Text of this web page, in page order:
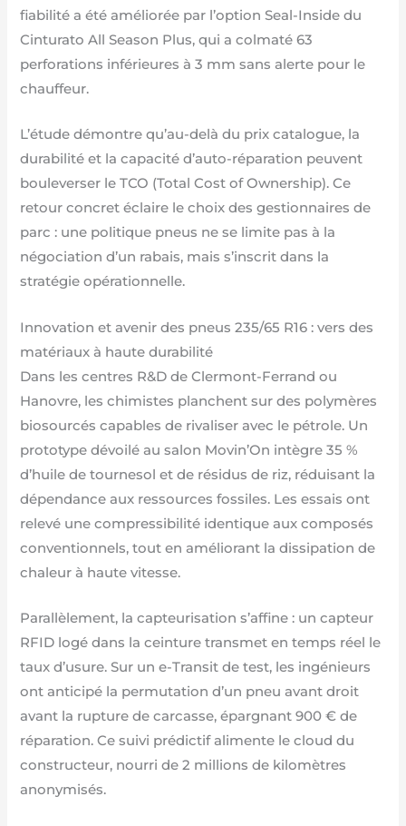
fiabilité a été améliorée par l’option Seal-Inside du
Cinturato All Season Plus, qui a colmaté 63
perforations inférieures à 3 mm sans alerte pour le
chauffeur.
L’étude démontre qu’au-delà du prix catalogue, la
durabilité et la capacité d’auto-réparation peuvent
bouleverser le TCO (Total Cost of Ownership). Ce
retour concret éclaire le choix des gestionnaires de
parc : une politique pneus ne se limite pas à la
négociation d’un rabais, mais s’inscrit dans la
stratégie opérationnelle.
Innovation et avenir des pneus 235/65 R16 : vers des
matériaux à haute durabilité
Dans les centres R&D de Clermont-Ferrand ou
Hanovre, les chimistes planchent sur des polymères
biosourcés capables de rivaliser avec le pétrole. Un
prototype dévoilé au salon Movin’On intègre 35 %
d’huile de tournesol et de résidus de riz, réduisant la
dépendance aux ressources fossiles. Les essais ont
relevé une compressibilité identique aux composés
conventionnels, tout en améliorant la dissipation de
chaleur à haute vitesse.
Parallèlement, la capteurisation s’affine : un capteur
RFID logé dans la ceinture transmet en temps réel le
taux d’usure. Sur un e-Transit de test, les ingénieurs
ont anticipé la permutation d’un pneu avant droit
avant la rupture de carcasse, épargnant 900 € de
réparation. Ce suivi prédictif alimente le cloud du
constructeur, nourri de 2 millions de kilomètres
anonymisés.